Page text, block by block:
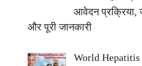
आवेदन प्रक्रिया,
और पूरी जानकारी
World Hepatitis